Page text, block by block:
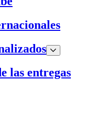
las entregas